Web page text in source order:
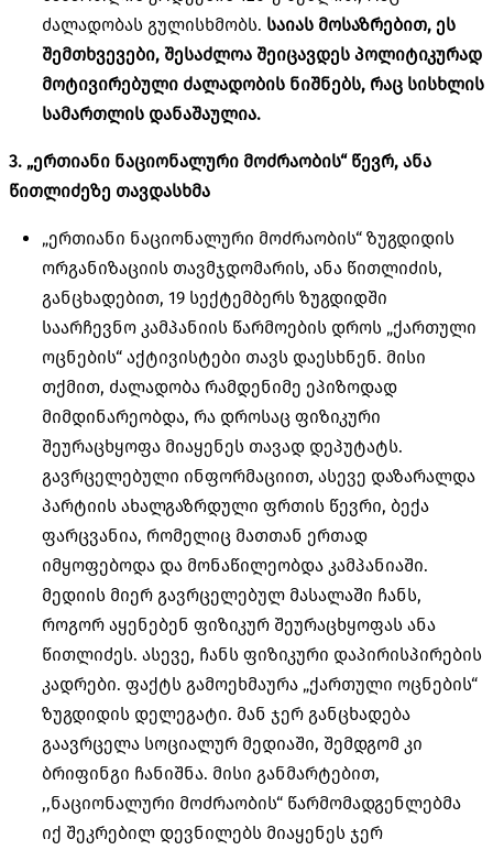
ძალადობას გულისხმობს. საიას მოსაზრებით, ეს
შემთხვევები, შესაძლოა შეიცავდეს პოლიტიკურად
მოტივირებული ძალადობის ნიშნებს, რაც სისხლის
სამართლის დანაშაულია.
3. „ერთიანი ნაციონალური მოძრაობის“ წევრ, ანა
წითლიძეზე თავდასხმა
„ერთიანი ნაციონალური მოძრაობის“ ზუგდიდის
ორგანიზაციის თავმჯდომარის, ანა წითლიძის,
განცხადებით, 19 სექტემბერს ზუგდიდში
საარჩევნო კამპანიის წარმოების დროს „ქართული
ოცნების“ აქტივისტები თავს დაესხნენ. მისი
თქმით, ძალადობა რამდენიმე ეპიზოდად
მიმდინარეობდა, რა დროსაც ფიზიკური
შეურაცხყოფა მიაყენეს თავად დეპუტატს.
გავრცელებული ინფორმაციით, ასევე დაზარალდა
პარტიის ახალგაზრდული ფრთის წევრი, ბექა
ფარცვანია, რომელიც მათთან ერთად
იმყოფებოდა და მონაწილეობდა კამპანიაში.
მედიის მიერ გავრცელებულ მასალაში ჩანს,
როგორ აყენებენ ფიზიკურ შეურაცხყოფას ანა
წითლიძეს. ასევე, ჩანს ფიზიკური დაპირისპირების
კადრები. ფაქტს გამოეხმაურა „ქართული ოცნების“
ზუგდიდის დელეგატი. მან ჯერ განცხადება
გაავრცელა სოციალურ მედიაში, შემდგომ კი
ბრიფინგი ჩანიშნა. მისი განმარტებით,
,,ნაციონალური მოძრაობის“ წარმომადგენლებმა
იქ შეკრებილ დევნილებს მიაყენეს ჯერ